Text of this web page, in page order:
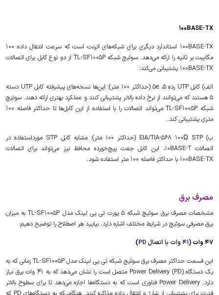
100BASE-TX
100BASE-TX استاندارد دیگری برای شبکه‌های اترنت است که سرعت انتقال داده 100
مگابیت بر ثانیه را ارائه می‌دهد. سوئیچ شبکه TL-SF1005P از دو نوع کابل برای اتصالات
100BASE-TX پشتیبانی می‌کند:
الف) کابل UTP رده 5، 5e (حداکثر 100 متر): این‌ها نسخه‌های پیشرفته کابل UTP دسته
5 هستند که می‌توانند از نرخ داده بالاتر پشتیبانی کنند و عملکرد بهتری ارائه دهند. سوئیچ
شبکه TL-SF1005P می‌تواند اتصالات را با استفاده از این کابل‌ها تا حداکثر فاصله 100
متری پشتیبانی کند.
ب) EIA/TIA-568 100Ω STP (حداکثر 100 متر): مشابه کابل STP مورداستفاده در
اتصالات 10BASE-T، این کابل جفت پیچ‌خورده محافظ نیز می‌تواند برای اتصالات
100BASE-TX با حداکثر فاصله 100 متر استفاده شود.
مصرف برق
مشخصات مصرف برق سوئیچ شبکه 5 پورت تی پی لینک مدل TL-SF1005P به میزان
برق مصرفی سوئیچ در شرایط مختلف اشاره دارد. بیایید هر اصطلاح را توضیح دهیم:
47 وات (
41 وات با اتصال PD
)
این قسمت حداکثر مصرف برق سوئیچ شبکه تی پی لینک مدل TL-SF1005P زمانی که به
یک دستگاه Power Delivery (PD) متصل است را نشان می‌دهد که به 41 وات برق نیاز
دارد. Power Delivery فناوری است که به دستگاه‌ها اجازه می‌دهد تا برای سطوح بالاتر